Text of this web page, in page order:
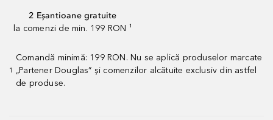
2 Eșantioane gratuite
la comenzi de min. 199 RON ¹
1
Comandă minimă: 199 RON. Nu se aplică produselor marcate
„Partener Douglas” și comenzilor alcătuite exclusiv din astfel
de produse.